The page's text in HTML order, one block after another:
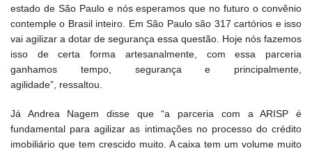
estado de São Paulo e nós esperamos que no futuro o convênio
contemple o Brasil inteiro. Em São Paulo são 317 cartórios e isso
vai agilizar a dotar de segurança essa questão. Hoje nós fazemos
isso de certa forma artesanalmente, com essa parceria
ganhamos tempo, segurança e principalmente,
agilidade”, ressaltou.
Já Andrea Nagem disse que “a parceria com a ARISP é
fundamental para agilizar as intimações no processo do crédito
imobiliário que tem crescido muito. A caixa tem um volume muito